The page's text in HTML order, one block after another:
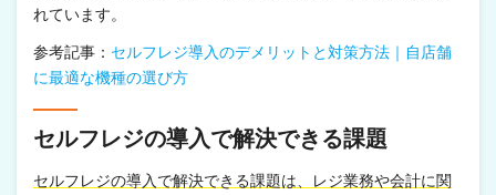
れています。
参考記事： セルフレジ導入のデメリットと対策方法｜自店舗
に最適な機種の選び方
セルフレジの導入で解決できる課題
セルフレジの導入で解決できる課題は、レジ業務や会計に関